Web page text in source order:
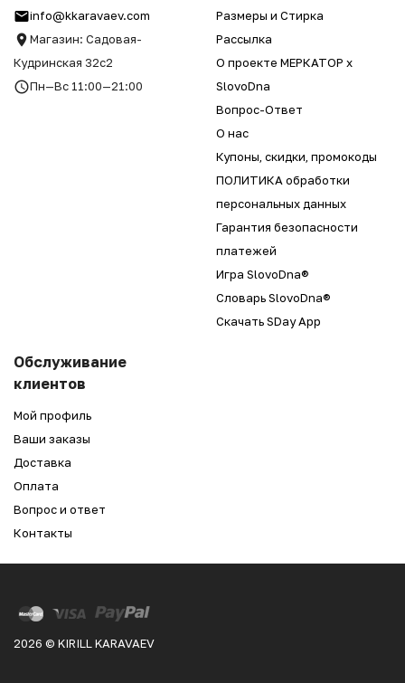
info@kkaravaev.com
Магазин: Садовая-
Кудринская 32с2
Пн—Вс 11:00—21:00
Размеры и Стирка
Рассылка
О проекте МЕРКАТОР x
SlovoDna
Вопрос-Ответ
О нас
Купоны, скидки, промокоды
ПОЛИТИКА обработки
персональных данных
Гарантия безопасности
платежей
Игра SlovoDna®
Словарь SlovoDna®
Скачать SDay App
Обслуживание
клиентов
Мой профиль
Ваши заказы
Доставка
Оплата
Вопрос и ответ
Контакты
2026 © KIRILL KARAVAEV